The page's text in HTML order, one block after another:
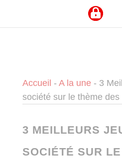
Accueil - A la une - 3
société sur le thème
3 MEILLEURS
SOCIÉTÉ SUR
Panneau de gestion des